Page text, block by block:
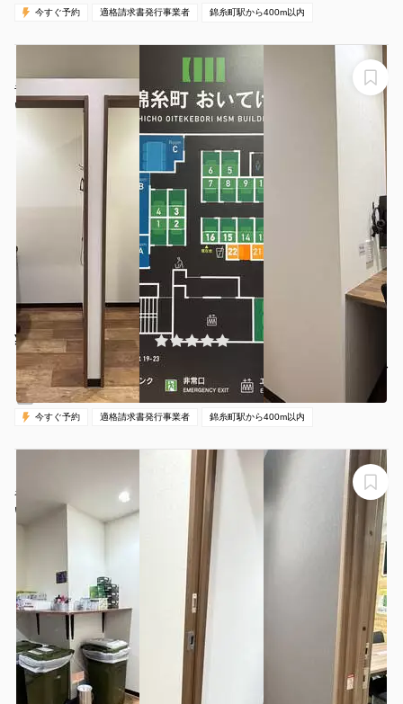
今すぐ予約 適格請求書発行事業者 錦糸町駅から400m以内
【錦糸町駅から徒歩1分】モニター・フリードリンク付き
半個室（ブース23）※予約時間前は入室不可
いいオフィス錦糸町
¥500 〜 ¥500 /時間
(0件)
錦糸町駅 徒歩3分東京都墨田区江東橋3-8-11
30分〜
営業時間：00:00-24:00（全日）
今すぐ予約 適格請求書発行事業者 錦糸町駅から400m以内
【浅草駅から徒歩1分】モニター・フリードリンク付き2
名個室（ブース17)
いいオフィス浅草ブース17